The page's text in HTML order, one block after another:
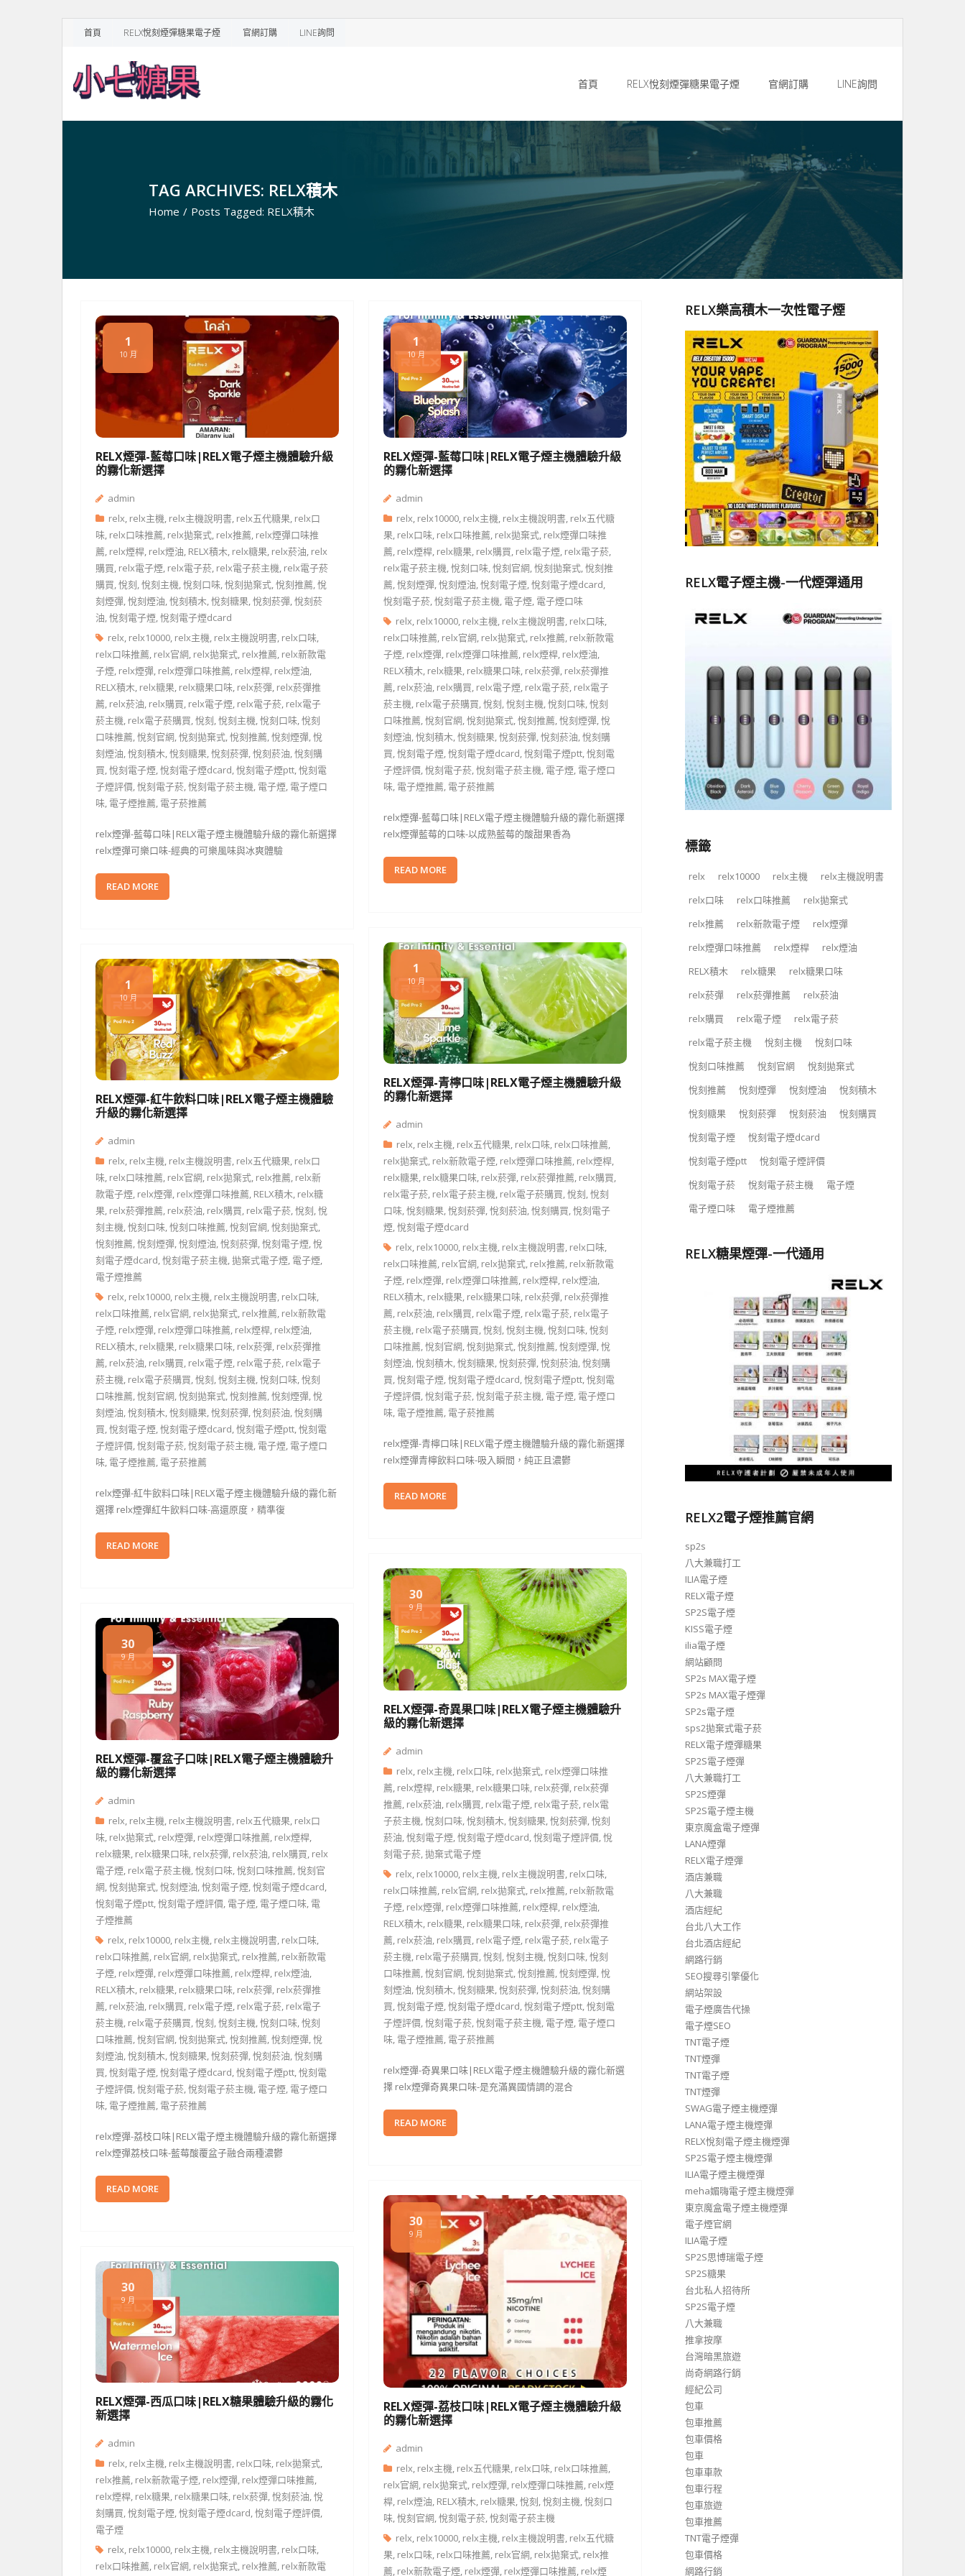
首頁 RELX悅刻煙彈糖果電子煙 官網訂購 LINE詢問
首頁 RELX悅刻煙彈糖果電子煙 官網訂購 LINE詢問
TAG ARCHIVES: RELX積木
Home / Posts Tagged: RELX積木
RELX煙彈-藍莓口味|RELX電子煙主機體驗升級
的霧化新選擇
1
10 月
admin
relx relx主機 relx主機說明書 relx五代糖果 relx口
味 relx口味推薦 relx拋棄式 relx推薦 relx煙彈口味推
薦 relx煙桿 relx煙油 RELX積木 relx糖果 relx菸油 relx
購買 relx電子煙 relx電子菸 relx電子菸主機 relx電子菸
購買 悅刻 悅刻主機 悅刻口味 悅刻拋棄式 悅刻推薦 悅
刻煙彈 悅刻煙油 悅刻積木 悅刻糖果 悅刻菸彈 悅刻菸
油 悅刻電子煙 悅刻電子煙dcard
relx relx10000 relx主機 relx主機說明書 relx口味
relx口味推薦 relx官網 relx拋棄式 relx推薦 relx新款電
子煙 relx煙彈 relx煙彈口味推薦 relx煙桿 relx煙油
RELX積木 relx糖果 relx糖果口味 relx菸彈 relx菸彈推
薦 relx菸油 relx購買 relx電子煙 relx電子菸 relx電子
菸主機 relx電子菸購買 悅刻 悅刻主機 悅刻口味 悅刻
口味推薦 悅刻官網 悅刻拋棄式 悅刻推薦 悅刻煙彈 悅
刻煙油 悅刻積木 悅刻糖果 悅刻菸彈 悅刻菸油 悅刻購
買 悅刻電子煙 悅刻電子煙dcard 悅刻電子煙ptt 悅刻電
子煙評價 悅刻電子菸 悅刻電子菸主機 電子煙 電子煙口
味 電子煙推薦 電子菸推薦
relx煙彈-藍莓口味|RELX電子煙主機體驗升級的霧化新選擇
relx煙彈可樂口味-經典的可樂風味與冰爽體驗
READ MORE
RELX煙彈-藍莓口味|RELX電子煙主機體驗升級
的霧化新選擇
1
10 月
admin
relx relx10000 relx主機 relx主機說明書 relx五代糖
果 relx口味 relx口味推薦 relx拋棄式 relx煙彈口味推
薦 relx煙桿 relx糖果 relx購買 relx電子煙 relx電子菸
relx電子菸主機 ,悅刻口味 ,悅刻官網 ,悅刻拋棄式 ,悅刻推
薦 ,悅刻煙彈 ,悅刻煙油 ,悅刻電子煙 ,悅刻電子煙dcard
悅刻電子菸 ,悅刻電子菸主機 電子煙 電子煙口味
relx relx10000 relx主機 relx主機說明書 relx口味
relx口味推薦 relx官網 relx拋棄式 relx推薦 relx新款電
子煙 relx煙彈 relx煙彈口味推薦 relx煙桿 relx煙油
RELX積木 relx糖果 relx糖果口味 relx菸彈 relx菸彈推
薦 relx菸油 relx購買 relx電子煙 relx電子菸 relx電子
菸主機 relx電子菸購買 ,悅刻 ,悅刻主機 ,悅刻口味 ,悅刻
口味推薦 ,悅刻官網 ,悅刻拋棄式 ,悅刻推薦 ,悅刻煙彈 ,悅
刻煙油 ,悅刻積木 ,悅刻糖果 ,悅刻菸彈 ,悅刻菸油 ,悅刻購
買 ,悅刻電子煙 ,悅刻電子煙dcard ,悅刻電子煙ptt ,悅刻電
子煙評價 ,悅刻電子菸 ,悅刻電子菸主機 電子煙 電子煙口
味 電子煙推薦 電子菸推薦
relx煙彈-藍莓口味|RELX電子煙主機體驗升級的霧化新選擇
relx煙彈藍莓的口味-以成熟藍莓的酸甜果香為
READ MORE
RELX煙彈-青檸口味|RELX電子煙主機體驗升級
的霧化新選擇
1
10 月
admin
relx, relx主機, relx五代糖果, relx口味, relx口味推薦,
relx拋棄式, relx新款電子煙, relx煙彈口味推薦, relx煙桿,
relx糖果, relx糖果口味, relx菸彈, relx菸彈推薦, relx購買,
relx電子菸, relx電子菸主機, relx電子菸購買,悅刻,悅刻
口味,悅刻糖果,悅刻菸彈,悅刻菸油,悅刻購買,悅刻電子
煙,悅刻電子煙dcard
relx, relx10000, relx主機, relx主機說明書, relx口味,
relx口味推薦, relx官網, relx拋棄式, relx推薦, relx新款電
子煙, relx煙彈, relx煙彈口味推薦, relx煙桿, relx煙油,
RELX積木, relx糖果, relx糖果口味, relx菸彈, relx菸彈推
薦, relx菸油, relx購買, relx電子煙, relx電子菸, relx電子
菸主機, relx電子菸購買,悅刻,悅刻主機,悅刻口味,悅刻
口味推薦,悅刻官網,悅刻拋棄式,悅刻推薦,悅刻煙彈,悅
刻煙油,悅刻積木,悅刻糖果,悅刻菸彈,悅刻菸油,悅刻購
買,悅刻電子煙,悅刻電子煙dcard,悅刻電子煙ptt,悅刻電
子煙評價,悅刻電子菸,悅刻電子菸主機, 電子煙, 電子煙口
味, 電子煙推薦, 電子菸推薦
relx煙彈-青檸口味|RELX電子煙主機體驗升級的霧化新選擇
relx煙彈青檸飲料口味-吸入瞬間，純正且濃鬱
READ MORE
RELX煙彈-紅牛飲料口味|RELX電子煙主機體驗
升級的霧化新選擇
1
10 月
admin
relx, relx主機, relx主機說明書, relx五代糖果, relx口
味, relx口味推薦, relx官網, relx拋棄式, relx推薦, relx新
款電子煙, relx煙彈, relx煙彈口味推薦, RELX積木, relx糖
果, relx菸彈推薦, relx菸油, relx購買, relx電子菸,悅刻,悅
刻主機,悅刻口味,悅刻口味推薦,悅刻官網,悅刻拋棄式,
悅刻推薦,悅刻煙彈,悅刻煙油,悅刻菸彈,悅刻電子煙,悅
刻電子煙dcard,悅刻電子菸主機,拋棄式電子煙, 電子煙,
電子煙推薦
relx, relx10000, relx主機, relx主機說明書, relx口味,
relx口味推薦, relx官網, relx拋棄式, relx推薦, relx新款電
子煙, relx煙彈, relx煙彈口味推薦, relx煙桿, relx煙油,
RELX積木, relx糖果, relx糖果口味, relx菸彈, relx菸彈推
薦, relx菸油, relx購買, relx電子煙, relx電子菸, relx電子
菸主機, relx電子菸購買,悅刻,悅刻主機,悅刻口味,悅刻
口味推薦,悅刻官網,悅刻拋棄式,悅刻推薦,悅刻煙彈,悅
刻煙油,悅刻積木,悅刻糖果,悅刻菸彈,悅刻菸油,悅刻購
買,悅刻電子煙,悅刻電子煙dcard,悅刻電子煙ptt,悅刻電
子煙評價,悅刻電子菸,悅刻電子菸主機, 電子煙, 電子煙口
味, 電子煙推薦, 電子菸推薦
relx煙彈-紅牛飲料口味|RELX電子煙主機體驗升級的霧化新
選擇 relx煙彈紅牛飲料口味-高還原度，精準復
READ MORE
RELX煙彈-奇異果口味|RELX電子煙主機體驗升
級的霧化新選擇
30
9 月
admin
relx, relx主機, relx口味, relx拋棄式, relx煙彈口味推
薦, relx煙桿, relx糖果, relx糖果口味, relx菸彈, relx菸彈
推薦, relx菸油, relx購買, relx電子煙, relx電子菸, relx電
子菸主機,悅刻口味,悅刻積木,悅刻糖果,悅刻菸彈,悅刻
菸油,悅刻電子煙,悅刻電子煙dcard,悅刻電子煙評價,悅
刻電子菸,拋棄式電子煙
relx, relx10000, relx主機, relx主機說明書, relx口味,
relx口味推薦, relx官網, relx拋棄式, relx推薦, relx新款電
子煙, relx煙彈, relx煙彈口味推薦, relx煙桿, relx煙油,
RELX積木, relx糖果, relx糖果口味, relx菸彈, relx菸彈推
薦, relx菸油, relx購買, relx電子煙, relx電子菸, relx電子
菸主機, relx電子菸購買,悅刻,悅刻主機,悅刻口味,悅刻
口味推薦,悅刻官網,悅刻拋棄式,悅刻推薦,悅刻煙彈,悅
刻煙油,悅刻積木,悅刻糖果,悅刻菸彈,悅刻菸油,悅刻購
買,悅刻電子煙,悅刻電子煙dcard,悅刻電子煙ptt,悅刻電
子煙評價,悅刻電子菸,悅刻電子菸主機, 電子煙, 電子煙口
味, 電子煙推薦, 電子菸推薦
relx煙彈-奇異果口味|RELX電子煙主機體驗升級的霧化新選
擇 relx煙彈奇異果口味-是充滿異國情調的混合
READ MORE
RELX煙彈-覆盆子口味|RELX電子煙主機體驗升
級的霧化新選擇
30
9 月
admin
relx, relx主機, relx主機說明書, relx五代糖果, relx口
味, relx拋棄式, relx煙彈, relx煙彈口味推薦, relx煙桿,
relx糖果, relx糖果口味, relx菸彈, relx菸油, relx購買, relx
電子煙, relx電子菸主機,悅刻口味,悅刻口味推薦,悅刻官
網,悅刻拋棄式,悅刻煙油,悅刻電子煙,悅刻電子煙dcard,
悅刻電子煙ptt,悅刻電子煙評價, 電子煙, 電子煙口味, 電
子煙推薦
relx, relx10000, relx主機, relx主機說明書, relx口味,
relx口味推薦, relx官網, relx拋棄式, relx推薦, relx新款電
子煙, relx煙彈, relx煙彈口味推薦, relx煙桿, relx煙油,
RELX積木, relx糖果, relx糖果口味, relx菸彈, relx菸彈推
薦, relx菸油, relx購買, relx電子煙, relx電子菸, relx電子
菸主機, relx電子菸購買,悅刻,悅刻主機,悅刻口味,悅刻
口味推薦,悅刻官網,悅刻拋棄式,悅刻推薦,悅刻煙彈,悅
刻煙油,悅刻積木,悅刻糖果,悅刻菸彈,悅刻菸油,悅刻購
買,悅刻電子煙,悅刻電子煙dcard,悅刻電子煙ptt,悅刻電
子煙評價,悅刻電子菸,悅刻電子菸主機, 電子煙, 電子煙口
味, 電子煙推薦, 電子菸推薦
relx煙彈-荔枝口味|RELX電子煙主機體驗升級的霧化新選擇
relx煙彈荔枝口味-藍莓酸覆盆子融合兩種濃鬱
READ MORE
RELX煙彈-荔枝口味|RELX電子煙主機體驗升級
的霧化新選擇
30
9 月
admin
relx, relx主機, relx五代糖果, relx口味, relx口味推薦,
relx官網, relx拋棄式, relx煙彈, relx煙彈口味推薦, relx煙
桿, relx煙油, RELX積木, relx糖果,悅刻,悅刻主機,悅刻口
味,悅刻官網,悅刻電子菸,悅刻電子菸主機
relx, relx10000, relx主機, relx主機說明書, relx五代糖
果, relx口味, relx口味推薦, relx官網, relx拋棄式, relx推
薦, relx新款電子煙, relx煙彈, relx煙彈口味推薦, relx煙
RELX煙彈-西瓜口味|RELX糖果體驗升級的霧化
新選擇
30
9 月
admin
relx, relx主機, relx主機說明書, relx口味, relx拋棄式,
relx推薦, relx新款電子煙, relx煙彈, relx煙彈口味推薦,
relx煙桿, relx糖果, relx糖果口味, relx菸彈,悅刻菸油,悅
刻購買,悅刻電子煙,悅刻電子煙dcard,悅刻電子煙評價,
電子煙
relx, relx10000, relx主機, relx主機說明書, relx口味,
relx口味推薦, relx官網, relx拋棄式, relx推薦, relx新款電
RELX樂高積木一次性電子煙
RELX電子煙主機-一代煙彈通用
標籤
relx relx10000 relx主機
relx主機說明書
relx口味
relx口味推薦
relx拋棄式
relx推薦
relx新款電子煙
relx煙彈
relx煙彈口味推薦
relx煙桿
relx煙油
RELX積木
relx糖果
relx糖果口味
relx菸彈
relx菸彈推薦
relx菸油
relx購買
relx電子煙
relx電子菸
relx電子菸主機
悅刻主機
悅刻口味
悅刻口味推薦
悅刻官網
悅刻拋棄式
悅刻推薦
悅刻煙彈 悅刻煙油
悅刻積木
悅刻糖果
悅刻菸彈 悅刻菸油
悅刻購買
悅刻電子煙
悅刻電子煙dcard
悅刻電子煙ptt
悅刻電子煙評價
悅刻電子菸
悅刻電子菸主機
電子煙
電子煙口味
電子煙推薦
RELX糖果煙彈-一代通用
RELX2電子煙推薦官網
sp2s
八大兼職打工
ILIA電子煙
RELX電子煙
SP2S電子煙
KISS電子煙
ilia電子煙
網站顧問
SP2s MAX電子煙
SP2s MAX電子煙彈
SP2s電子煙
sps2拋棄式電子菸
RELX電子煙彈糖果
SP2S電子煙彈
八大兼職打工
SP2S煙彈
SP2S電子煙主機
東京魔盒電子煙彈
LANA煙彈
RELX電子煙彈
酒店兼職
八大兼職
酒店經紀
台北八大工作
台北酒店經紀
網路行銷
SEO搜尋引擎優化
網站架設
電子煙廣告代操
電子煙SEO
TNT電子煙
TNT煙彈
TNT電子煙
TNT煙彈
SWAG電子煙主機煙彈
LANA電子煙主機煙彈
RELX悅刻電子煙主機煙彈
SP2S電子煙主機煙彈
ILIA電子煙主機煙彈
meha媚嗨電子煙主機煙彈
東京魔盒電子煙主機煙彈
電子煙官網
ILIA電子煙
SP2S思博瑞電子煙
SP2S糖果
台北私人招待所
SP2S電子煙
八大兼職
推拿按摩
台灣暗黑旅遊
尚奇網路行銷
經紀公司
包車
包車推薦
包車價格
包車
包車車款
包車行程
包車旅遊
包車推薦
TNT電子煙彈
包車價格
網路行銷